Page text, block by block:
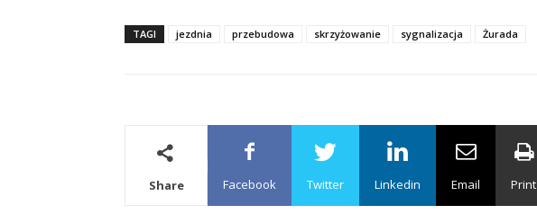
TAGI jezdnia przebudowa skrzyżowanie sygnalizacja Żurada
Share Facebook Twitter Linkedin Email Print